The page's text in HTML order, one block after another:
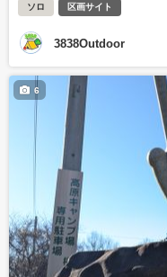
ソロ 区画サイト
3838Outdoor
6